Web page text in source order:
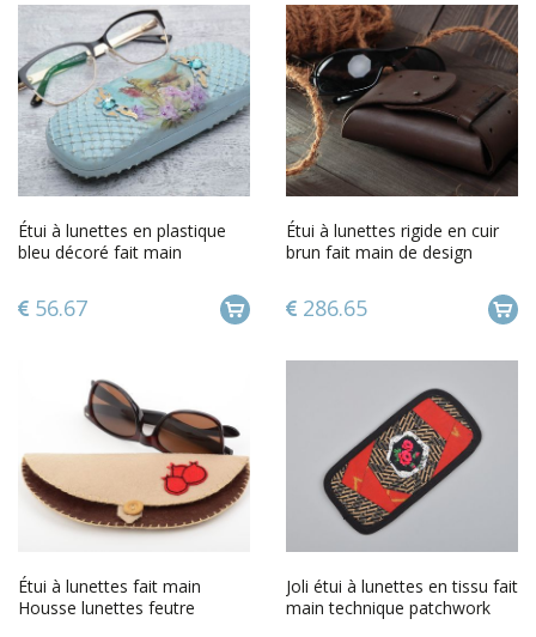
Étui à lunettes en plastique
bleu décoré fait main
56.67
Étui à lunettes rigide en cuir
brun fait main de design
286.65
Étui à lunettes fait main
Housse lunettes feutre
Joli étui à lunettes en tissu fait
main technique patchwork